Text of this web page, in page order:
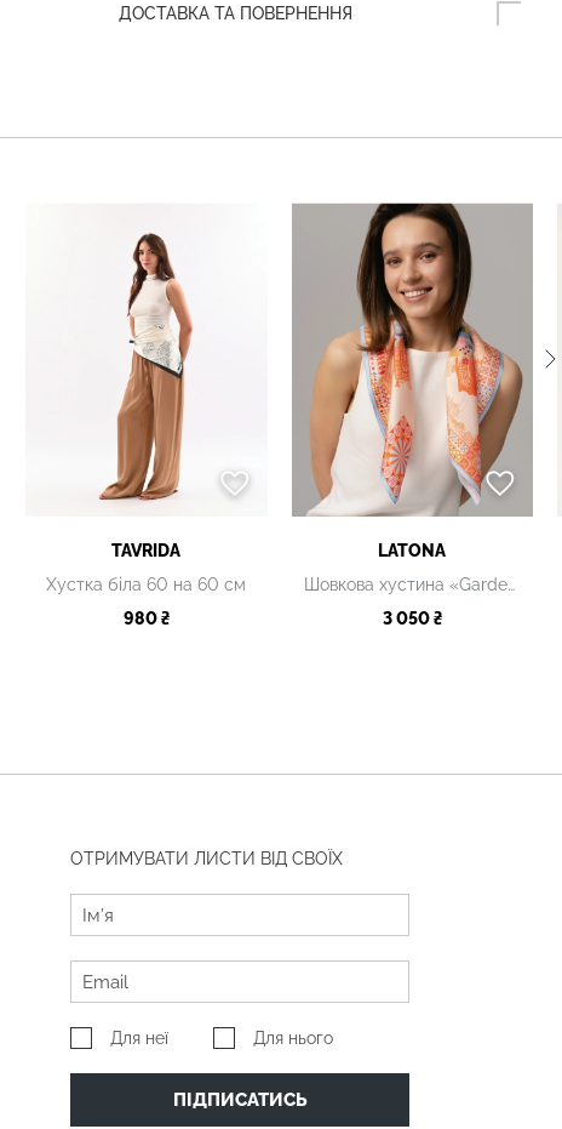
ДОСТАВКА ТА ПОВЕРНЕННЯ
TAVRIDA
Хустка біла 60 на 60 см
980 ₴
LATONA
Шовкова хустина «Garden Orange»
3 050 ₴
ОТРИМУВАТИ ЛИСТИ ВІД СВОЇХ
Для неї Для нього
ПІДПИСАТИСЬ